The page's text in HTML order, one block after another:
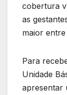
cobertura
as
maior
Para
Unidade
apresentar